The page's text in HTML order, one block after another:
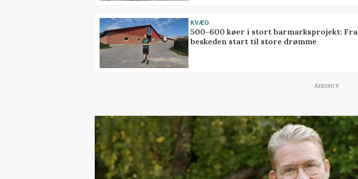
KVÆG
500-600 køer i stort barmarksprojekt: Fra
beskeden start til store drømme
Annonce